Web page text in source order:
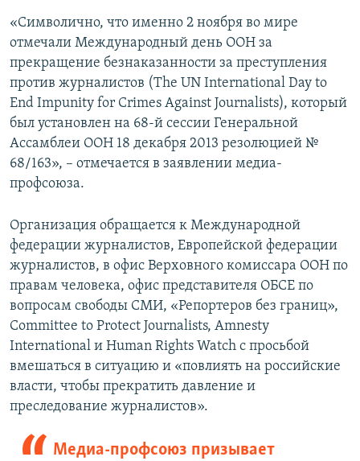
«Символично, что именно 2 ноября во мире
отмечали Международный день ООН за
прекращение безнаказанности за преступления
против журналистов (The UN International Day to
End Impunity for Crimes Against Journalists), который
был установлен на 68-й сессии Генеральной
Ассамблеи ООН 18 декабря 2013 резолюцией №
68/163», – отмечается в заявлении медиа-
профсоюза.
Организация обращается к Международной
федерации журналистов, Европейской федерации
журналистов, в офис Верховного комиссара ООН по
правам человека, офис представителя ОБСЕ по
вопросам свободы СМИ, «Репортеров без границ»,
Committee to Protect Journalists, Amnesty
International и Human Rights Watch с просьбой
вмешаться в ситуацию и «повлиять на российские
власти, чтобы прекратить давление и
преследование журналистов».
Медиа-профсоюз призывает